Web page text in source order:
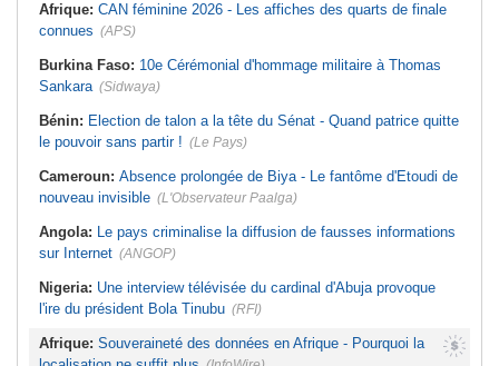
Tomé-et-Principe à l'approche des
la BRVM en Effervescence - 4
Actions Clés Affichent des Gains
Notables
Comment transformer le label
Le charançon rouge
attaque les palmiers de Sousse -
Afrique: CAN féminine 2026 - Les affiches des quarts de finale
connues (APS)
Burkina Faso: 10e Cérémonial d'hommage militaire à Thomas
Sankara (Sidwaya)
Bénin: Election de talon a la tête du Sénat - Quand patrice quitte
le pouvoir sans partir ! (Le Pays)
Cameroun: Absence prolongée de Biya - Le fantôme d'Etoudi de
nouveau invisible (L'Observateur Paalga)
Angola: Le pays criminalise la diffusion de fausses informations
sur Internet (ANGOP)
Nigeria: Une interview télévisée du cardinal d'Abuja provoque
l'ire du président Bola Tinubu (RFI)
Afrique: Souveraineté des données en Afrique - Pourquoi la